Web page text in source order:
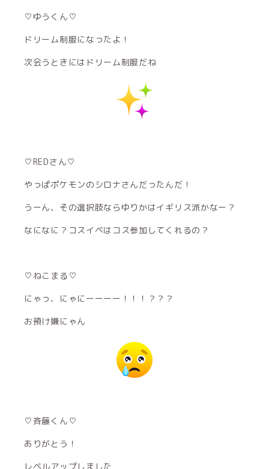
♡ゆうくん♡
ドリーム制服になったよ！
次会うときにはドリーム制服だね
♡REDさん♡
やっぱポケモンのシロナさんだったんだ！
うーん、その選択肢ならゆりかはイギリス派かなー？
なになに？コスイベはコス参加してくれるの？
♡ねこまる♡
にゃっ、にゃにーーーー！！！？？？
お預け嫌にゃん
♡斉藤くん♡
ありがとう！
レベルアップしました